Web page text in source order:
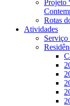
Projeto
Rotas
Atividades